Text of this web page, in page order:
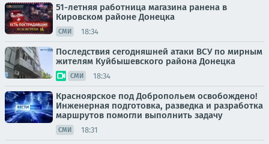
51-летняя работница магазина ранена в
Кировском районе Донецка
СМИ 18:34
Последствия сегодняшней атаки ВСУ по мирным
жителям Куйбышевского района Донецка
СМИ 18:34
Красноярское под Добропольем освобождено!
Инженерная подготовка, разведка и разработка
маршрутов помогли выполнить задачу
СМИ 18:31